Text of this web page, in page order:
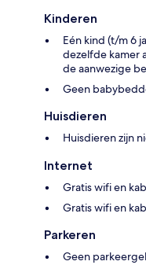
Kinderen
Eén kind (t/m 6
dezelfde kamer
de aanwezige
Geen
Huisdieren
Huisdieren zijn
Internet
Gratis wifi en
Gratis wifi en
Parkeren
Geen